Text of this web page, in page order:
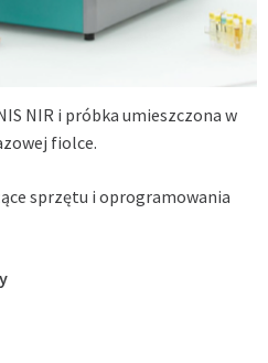
NIR i próbka umieszczona w
fiolce.
sprzętu i oprogramowania